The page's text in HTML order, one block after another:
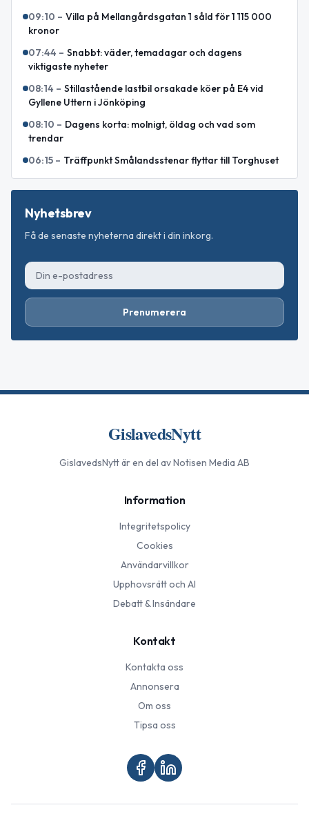
09:10 – Villa på Mellangårdsgatan 1 såld för 1 115 000
kronor
07:44 – Snabbt: väder, temadagar och dagens
viktigaste nyheter
08:14 – Stillastående lastbil orsakade köer på E4 vid
Gyllene Uttern i Jönköping
08:10 – Dagens korta: molnigt, öldag och vad som
trendar
06:15 – Träffpunkt Smålandsstenar flyttar till Torghuset
Nyhetsbrev
Få de senaste nyheterna direkt i din inkorg.
Prenumerera
GislavedsNytt
GislavedsNyttär en del av Notisen Media AB
Information
Integritetspolicy
Cookies
Användarvillkor
Upphovsrätt och AI
Debatt & Insändare
Kontakt
Kontakta oss
Annonsera
Om oss
Tipsa oss